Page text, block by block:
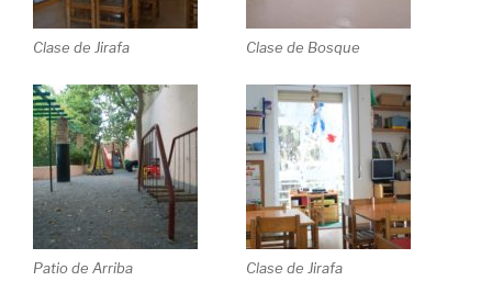
Clase de Jirafa Clase de Bosque
Patio de Arriba Clase de Jirafa